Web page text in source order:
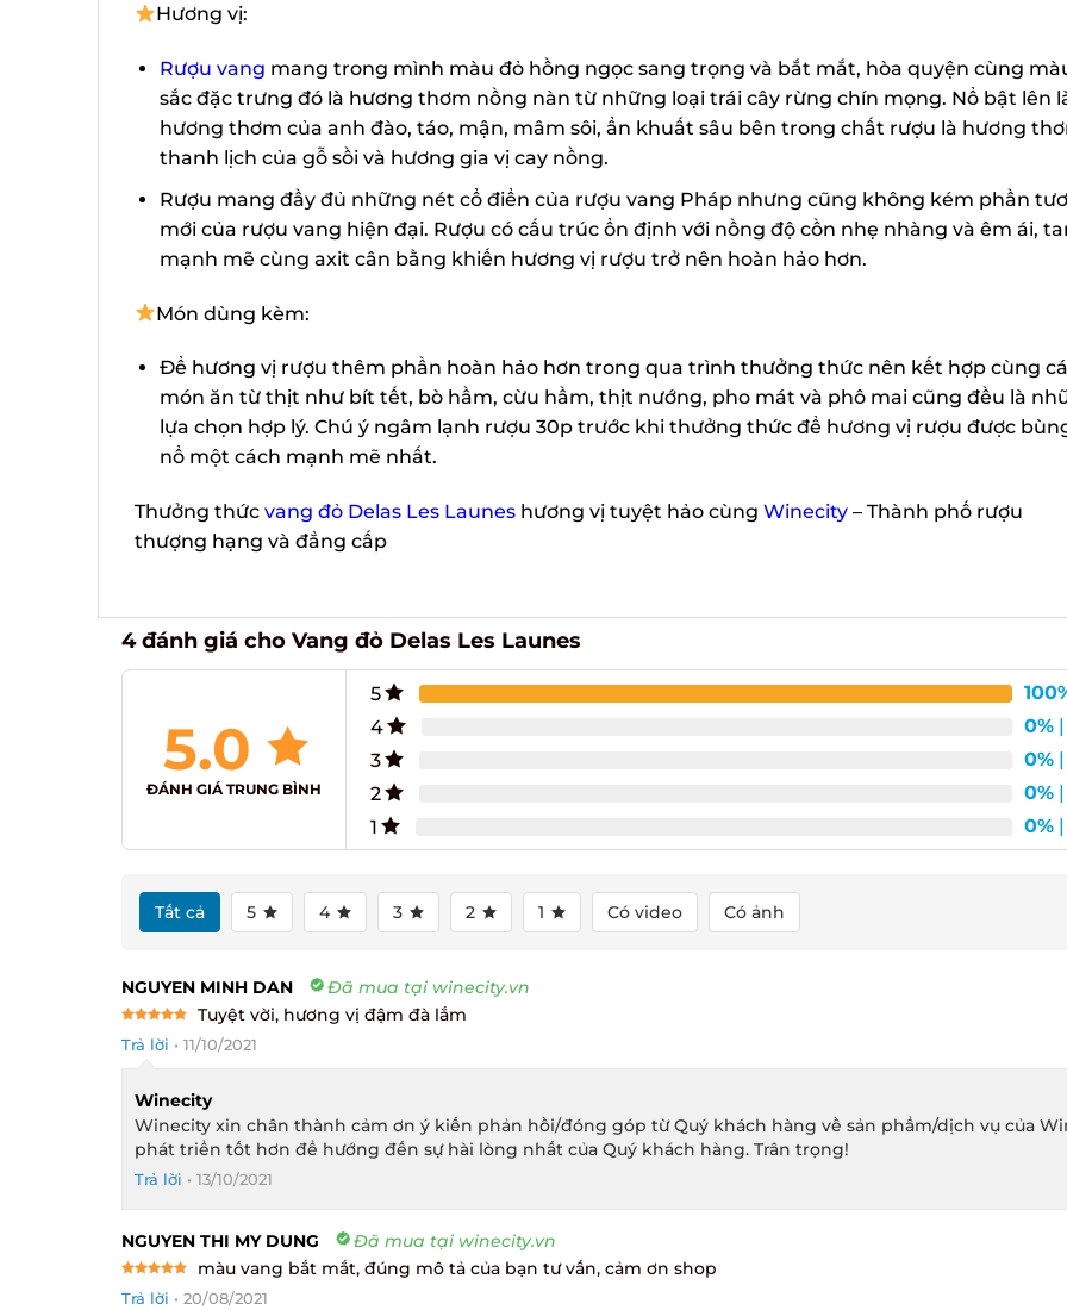
Hương vị:
Rượu vangmang trong mình màu đỏ hồng ngọc sang trọng và bắt mắt, hòa quyện cùng màu
sắc đặc trưng đó là hương thơm nồng nàn từ những loại trái cây rừng chín mọng. Nổ bật lên là
hương thơm của anh đào, táo, mận, mâm sôi, ẩn khuất sâu bên trong chất rượu là hương
thanh lịch của gỗ sồi và hương gia vị cay nồng.
Rượu mang đầy đủ những nét cổ điển của rượu vang Pháp nhưng cũng không kém phần tươi
mới của rượu vang hiện đại. Rượu có cấu trúc ổn định với nồng độ cồn nhẹ nhàng và êm ái,
mạnh mẽ cùng axit cân bằng khiến hương vị rượu trở nên hoàn hảo hơn.
Món dùng kèm:
Để hương vị rượu thêm phần hoàn hảo hơn trong qua trình thưởng thức nên kết hợp cùng
món ăn từ thịt như bít tết, bò hầm, cừu hầm, thịt nướng, pho mát và phô mai cũng đều là
lựa chọn hợp lý. Chú ý ngâm lạnh rượu 30p trước khi thưởng thức để hương vị rượu được bùng
nổ một cách mạnh mẽ nhất.
Thưởng thứcvang đỏ Delas Les Launeshương vị tuyệt hảo cùngWinecity– Thành phố rượu
thượng hạng và đẳng cấp
4 đánh giá choVang đỏ Delas Les Launes
5.0
ĐÁNH GIÁ TRUNG BÌNH
5 100%
4
0%|
3
0%|
2
0%|
0%|
Tất cả 5 4 3 2 1 Có video Có ảnh
NGUYEN MINH DAN Đã mua tại winecity.vn
out of 5
Tuyệt vời, hương vị đậm đà lắm
Trả lời • 11/10/2021
Winecity
Winecity xin chân thành cảm ơn ý kiến phản hồi/đóng góp từ Quý khách hàng về sản phẩm/dịch vụ của
phát triển tốt hơn để hướng đến sự hài lòng nhất của Quý khách hàng. Trân trọng!
Trả lời • 13/10/2021
NGUYEN THI MY DUNG Đã mua tại winecity.vn
out of 5
màu vang bắt mắt, đúng mô tả của bạn tư vấn, cảm ơn shop
Trả lời • 20/08/2021